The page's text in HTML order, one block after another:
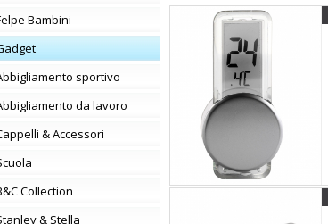
Felpe Bambini
Gadget
Abbigliamento sportivo
Abbigliamento da lavoro
Cappelli & Accessori
Scuola
B&C Collection
Stanley & Stella